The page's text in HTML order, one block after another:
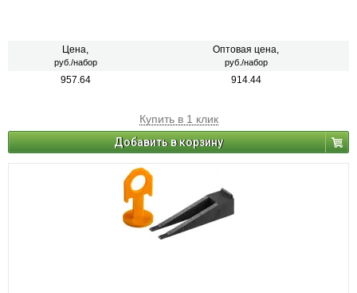
Цена,
руб./набор
Оптовая цена,
руб./набор
957.64 914.44
Купить в 1 клик
Добавить в корзину